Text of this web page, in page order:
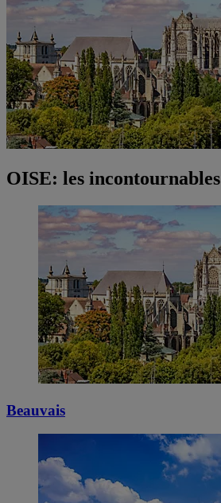
OISE: les incontournables
Beauvais